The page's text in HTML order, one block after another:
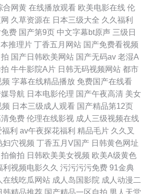
合网黄 在线播放观看 欧美电影在线 伦
久草资源在 日本三级大全 久久福利
费 国产第9页 中文字幕bt原声 三级日
本推理片 丁香五月网站 国产免费看视频
国产日韩欧美网站 国产无码av 老湿A
牛牛影院A片 日韩无码视频网站 都市
频 字幕在线精品播放 免费国产在线看
导航 日本电影伦理 国产午夜高清 美女
频 日本三级成人观看 国产精品第12页
免费 伦理在线影视 成人三级视频在线
利 av午夜探花福利 精品毛片 久久叉
妇穴视频 丁香五月V国产 日韩黄色网址
偷拍 日韩欧美美女视频 欧美A级黄色
利视频电影久久 污污污污免费 91金典
在线吃瓜网站 成人岛国影院 成人动漫二
韩精品推荐 国产精品一区自拍 男人天堂